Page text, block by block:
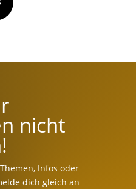
nicht
Infos oder
dich gleich an